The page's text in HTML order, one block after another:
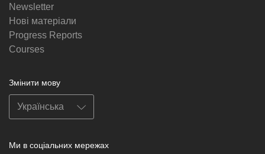
Newsletter
Нові матеріали
Progress Reports
Courses
Змінити мову
Ми в соціальних мережах